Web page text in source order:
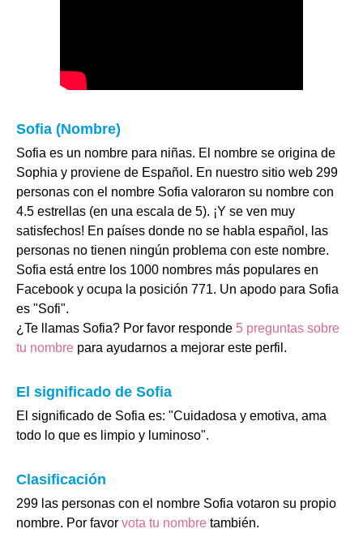
Sofia (Nombre)
Sofia es un nombre para niñas. El nombre se origina de
Sophia y proviene de Español. En nuestro sitio web 299
personas con el nombre Sofia valoraron su nombre con
4.5 estrellas (en una escala de 5). ¡Y se ven muy
satisfechos! En países donde no se habla español, las
personas no tienen ningún problema con este nombre.
Sofia está entre los 1000 nombres más populares en
Facebook y ocupa la posición 771. Un apodo para Sofia
es "Sofi".
¿Te llamas Sofia? Por favor responde 5 preguntas sobre
tu nombre para ayudarnos a mejorar este perfil.
El significado de Sofia
El significado de Sofia es: "Cuidadosa y emotiva, ama
todo lo que es limpio y luminoso".
Clasificación
299 las personas con el nombre Sofia votaron su propio
nombre. Por favor vota tu nombre también.